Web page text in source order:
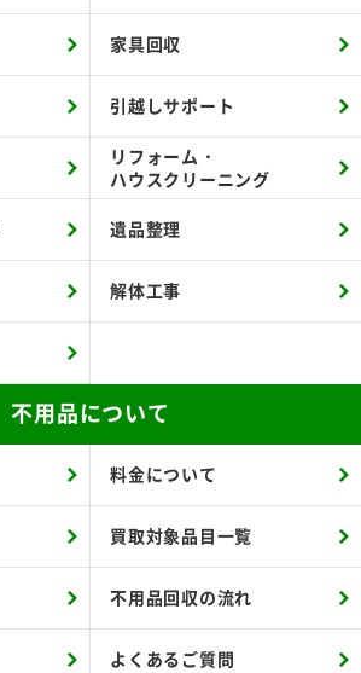
家具回収
引越しサポート
リフォーム・
ハウスクリーニング
遺品整理
解体工事
不用品について
料金について
買取対象品目一覧
不用品回収の流れ
よくあるご質問